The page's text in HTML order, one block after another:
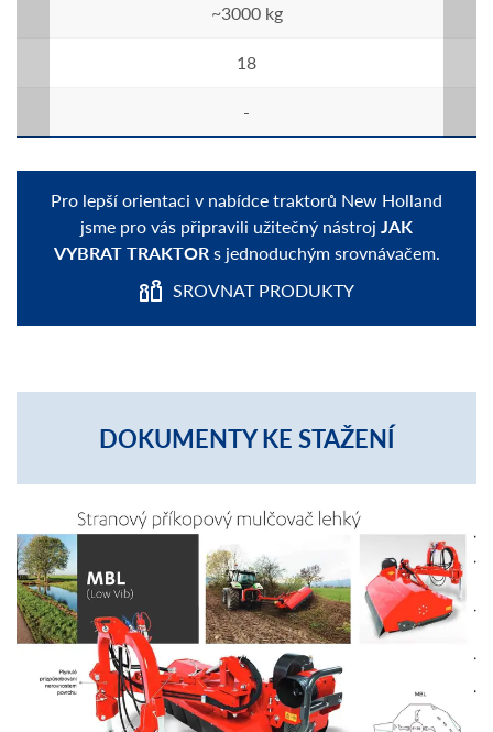
~3000 kg
18
-
Pro lepší orientaci v nabídce traktorů New Holland
jsme pro vás připravili užitečný nástroj JAK
VYBRAT TRAKTORs jednoduchým srovnávačem.
SROVNAT PRODUKTY
DOKUMENTY KE STAŽENÍ